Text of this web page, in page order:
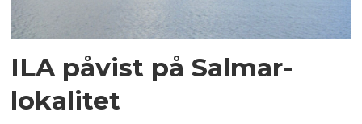
ILA påvist på Salmar-
lokalitet